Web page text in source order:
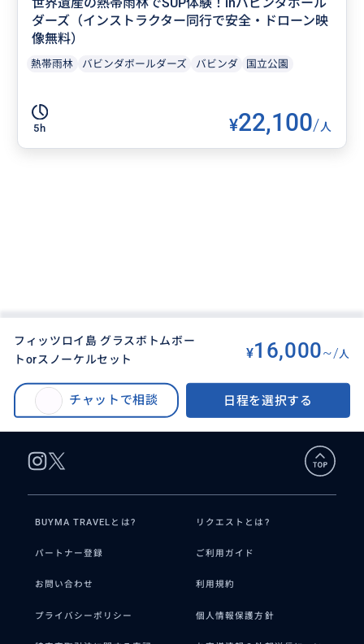
世界遺産の熱帯雨林でSUP体験！inバビンダボール
ダーズ（インストラクター同行で安全・ドローン映
像無料）
熱帯雨林 バビンダボールダーズ バビンダ 国立公園
5h ¥22,100/人
フィッツロイ島 グラスボトムボー
トorスノーケルセット
¥16,000~/人
チャットで相談 日程を選択する
BUYMA TRAVELとは? リクエストとは?
パートナー登録 ご利用ガイド
お問い合わせ 利用規約
プライバシーポリシー 個人情報保護方針